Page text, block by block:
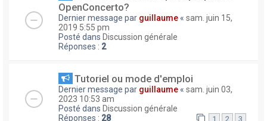
OpenConcerto?
Dernier message par guillaume « sam. juin 15,
2019 5:55 pm
Posté dans Discussion générale
Réponses : 2
Tutoriel ou mode d'emploi
Dernier message par guillaume « sam. juin 03,
2023 10:53 am
Posté dans Discussion générale
Réponses : 28 1 2 3